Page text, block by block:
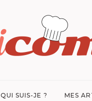
QUI SUIS-JE ? MES